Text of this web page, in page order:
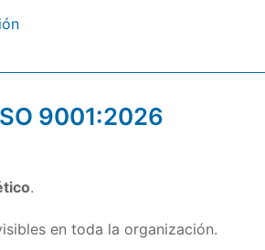
9001:2026
.
en toda la organización.